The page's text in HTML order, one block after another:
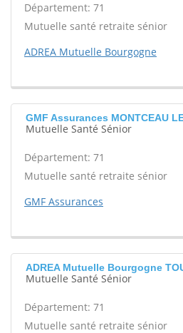
Département: 71
Mutuelle santé retraite sénior
ADREA Mutuelle Bourgogne
GMF Assurances MONTCEAU
Mutuelle Santé Sénior
Département: 71
Mutuelle santé retraite sénior
GMF Assurances
ADREA Mutuelle Bourgogne
Mutuelle Santé Sénior
Département: 71
Mutuelle santé retraite sénior